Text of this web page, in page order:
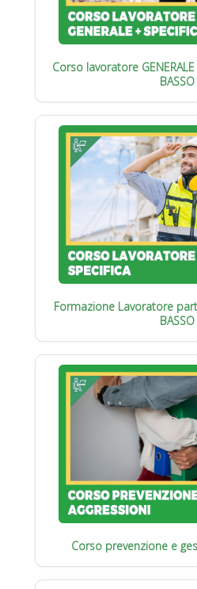
Corso lavoratore GENERALE
BASSO
Formazione Lavoratore
BASSO
Corso prevenzione e